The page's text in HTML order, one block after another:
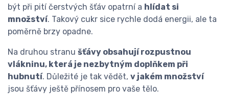
být při pití čerstvých šťáv opatrní a hlídat si
množství. Takový cukr sice rychle dodá energii, ale ta
poměrně brzy opadne.
Na druhou stranu šťávy obsahují rozpustnou
vlákninu, která je nezbytným doplňkem při
hubnutí. Důležité je tak vědět, v jakém množství
jsou šťávy ještě přínosem pro vaše tělo.